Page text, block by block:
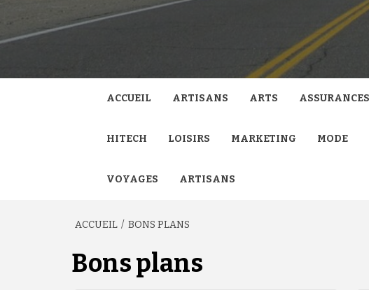
ACCUEIL ARTISANS ARTS ASSURANCES
HITECH LOISIRS MARKETING MODE
VOYAGES ARTISANS
ACCUEIL BONS PLANS
Bons plans